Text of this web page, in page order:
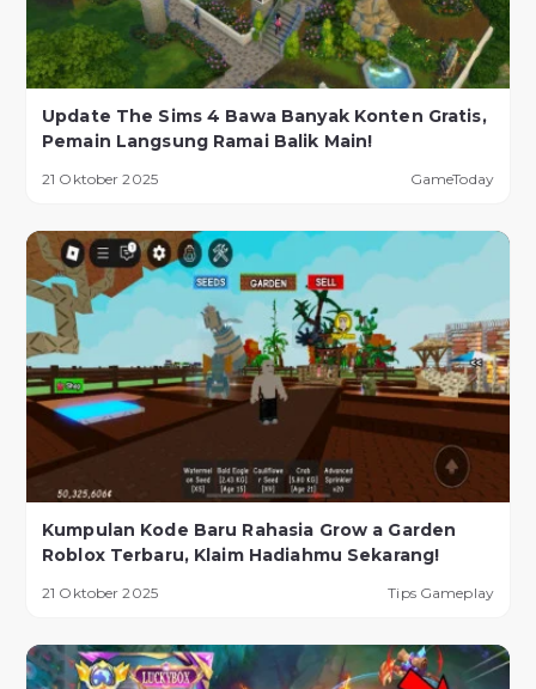
Update The Sims 4 Bawa Banyak Konten Gratis,
Pemain Langsung Ramai Balik Main!
21 Oktober 2025 GameToday
Kumpulan Kode Baru Rahasia Grow a Garden
Roblox Terbaru, Klaim Hadiahmu Sekarang!
21 Oktober 2025 Tips Gameplay